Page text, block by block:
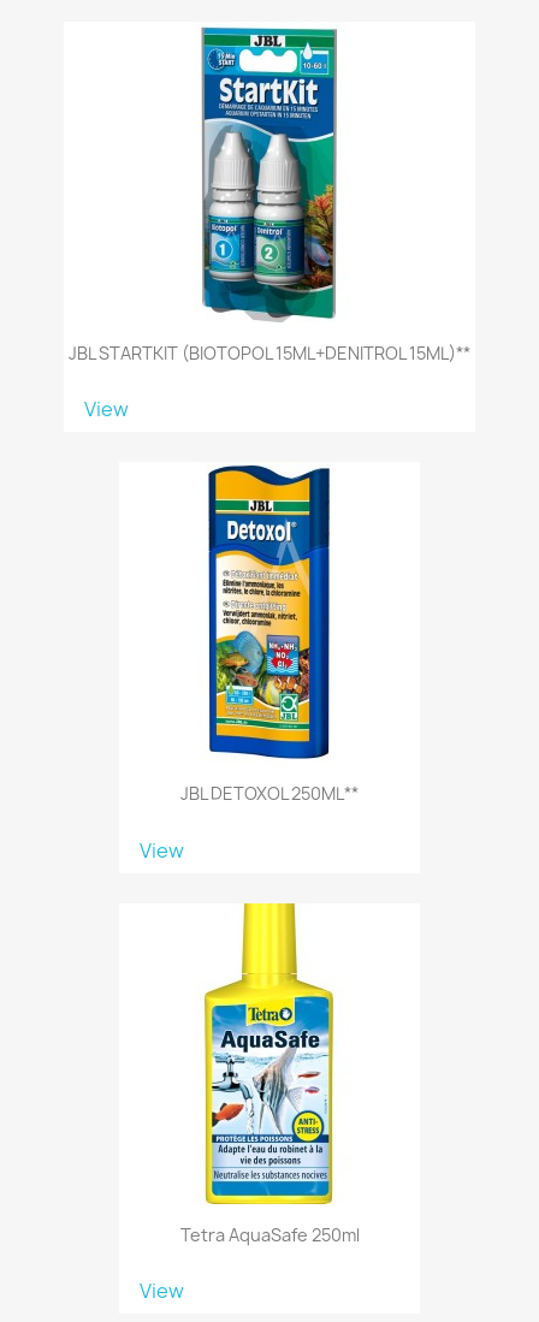
JBL STARTKIT (BIOTOPOL 15ML+DENITROL 15ML)**
View
JBL DETOXOL 250ML**
View
Tetra AquaSafe 250ml
View